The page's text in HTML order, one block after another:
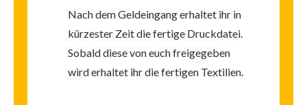
Nach dem Geldeingang erhaltet ihr in
kürzester Zeit die fertige Druckdatei.
Sobald diese von euch freigegeben
wird erhaltet ihr die fertigen Textilien.